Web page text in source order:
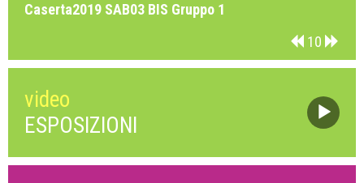
10
Caserta2019 SAB03 BIS Gruppo 1
video
ESPOSIZIONI